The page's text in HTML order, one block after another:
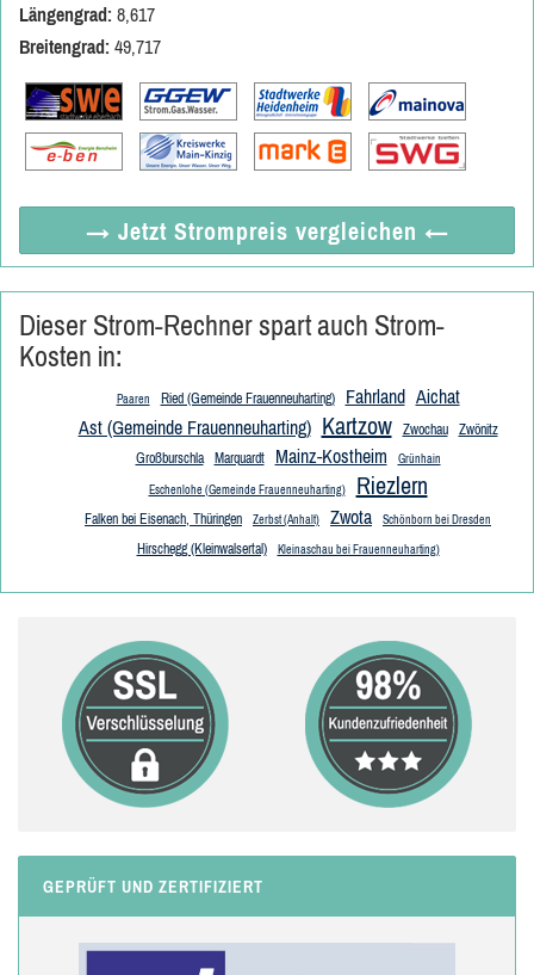
Längengrad: 8,617
Breitengrad: 49,717
→ Jetzt Strompreis vergleichen ←
Dieser Strom-Rechner spart auch Strom-
Kosten in:
Paaren Ried (Gemeinde Frauenneuharting) Fahrland Aichat
Ast (Gemeinde Frauenneuharting) Kartzow Zwochau
Zwönitz
Großburschla
Marquardt Mainz-Kostheim Grünhain
Eschenlohe (Gemeinde Frauenneuharting) Riezlern
Falken bei Eisenach, Thüringen Zerbst (Anhalt) Zwota Schönborn bei Dresden
Hirschegg (Kleinwalsertal) Kleinaschau bei Frauenneuharting)
GEPRÜFT UND ZERTIFIZIERT